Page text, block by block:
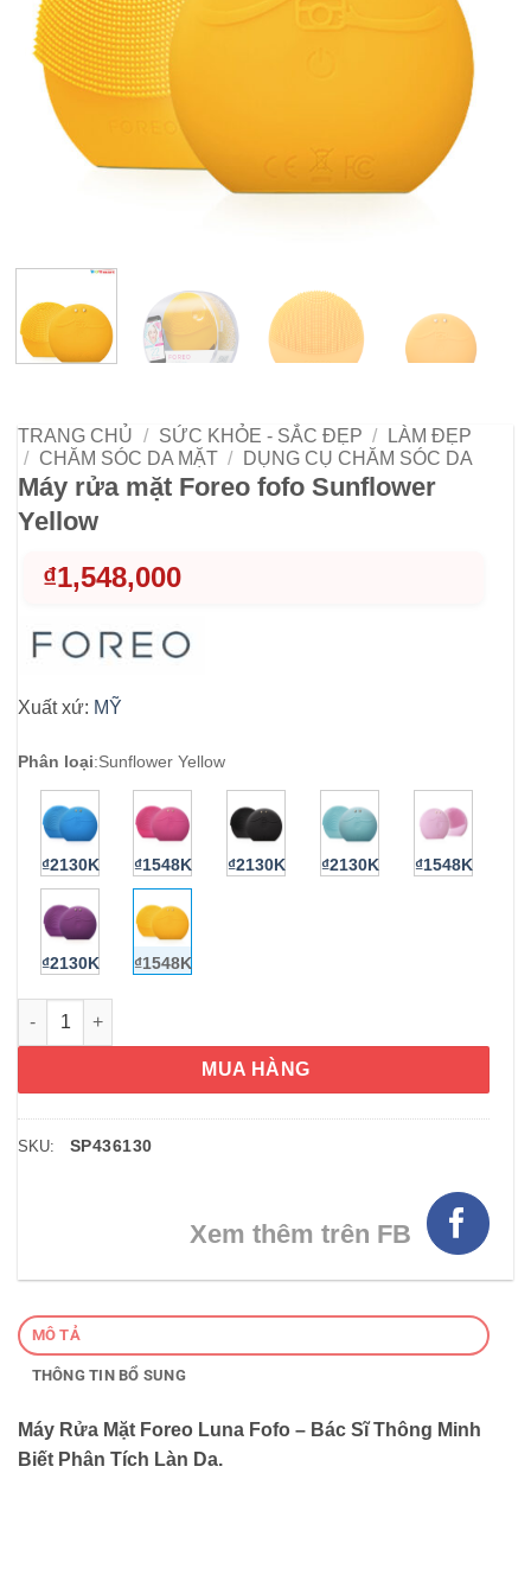
TRANG CHỦ / SỨC KHỎE - SẮC ĐẸP /
LÀM ĐẸP
/
CHĂM SÓC DA MẶT / DỤNG CỤ CHĂM SÓC DA
Máy rửa mặt Foreo fofo Sunflower
Yellow
₫1,548,000
Xuất xứ: MỸ
Phân loại:Sunflower Yellow
₫2130K ₫1548K ₫2130K ₫2130K ₫1548K
₫2130K ₫1548K
Máy rửa mặt Foreo fofo Sunflower Yellow số lượng
MUA HÀNG
SKU: SP436130
Xem thêm trên FB
MÔ TẢ
THÔNG TIN BỔ SUNG
Máy Rửa Mặt Foreo Luna Fofo – Bác Sĩ Thông Minh
Biết Phân Tích Làn Da.